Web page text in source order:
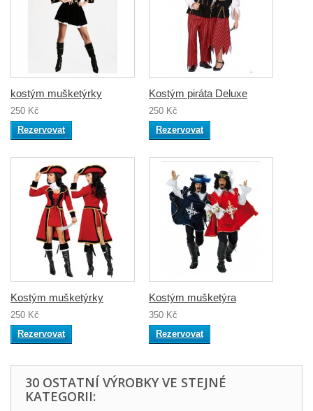
kostým mušketýrky
250 Kč
Rezervovat
Kostým mušketýrky
250 Kč
Rezervovat
Kostým piráta Deluxe
250 Kč
Rezervovat
Kostým mušketýra
350 Kč
Rezervovat
30 OSTATNÍ VÝROBKY VE STEJNÉ
KATEGORII: